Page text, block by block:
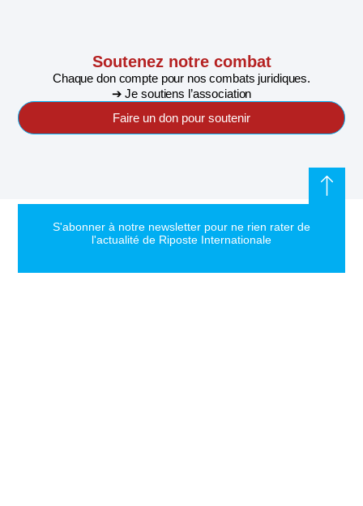
Soutenez notre combat
Chaque don compte pour nos combats juridiques.
➔ Je soutiens l’association
Faire un don pour soutenir
S'abonner à notre newsletter pour ne rien rater de
l'actualité de Riposte Internationale